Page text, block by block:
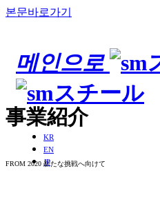
본문바로가기
메인으로
KR
EN
JP
事業紹介
FROM 2020 新たな挑戦へ向けて